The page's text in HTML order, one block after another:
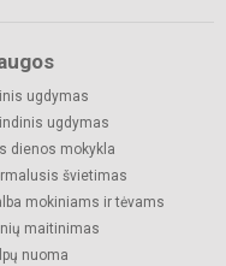
ugdymas
ugdymas
dienos mokykla
švietimas
mokiniams ir tėvams
maitinimas
nuoma